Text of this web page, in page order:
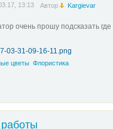
13:13 Автор Kargievar
очень прошу подсказать
цветы Флористика